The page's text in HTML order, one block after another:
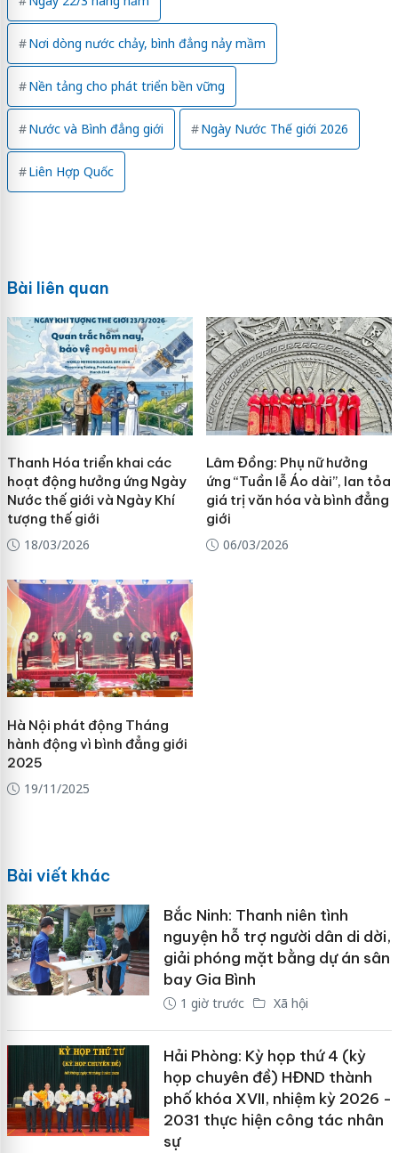
Nơi dòng nước chảy, bình đẳng nảy mầm
Nền tảng cho phát triển bền vững
Nước và Bình đẳng giới Ngày Nước Thế giới 2026
Liên Hợp Quốc
Bài liên quan
Thanh Hóa triển khai các
hoạt động hưởng ứng Ngày
Nước thế giới và Ngày Khí
tượng thế giới
18/03/2026
Lâm Đồng: Phụ nữ hưởng
ứng “Tuần lễ Áo dài”, lan tỏa
giá trị văn hóa và bình đẳng
giới
06/03/2026
Hà Nội phát động Tháng
hành động vì bình đẳng giới
2025
19/11/2025
Bài viết khác
Bắc Ninh: Thanh niên tình
nguyện hỗ trợ người dân di dời,
giải phóng mặt bằng dự án sân
bay Gia Bình
1 giờ trước Xã hội
Hải Phòng: Kỳ họp thứ 4 (kỳ
họp chuyên đề) HĐND thành
phố khóa XVII, nhiệm kỳ 2026 -
2031 thực hiện công tác nhân
sự